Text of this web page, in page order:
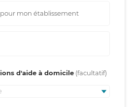
mon établissement
d'aide à domicile